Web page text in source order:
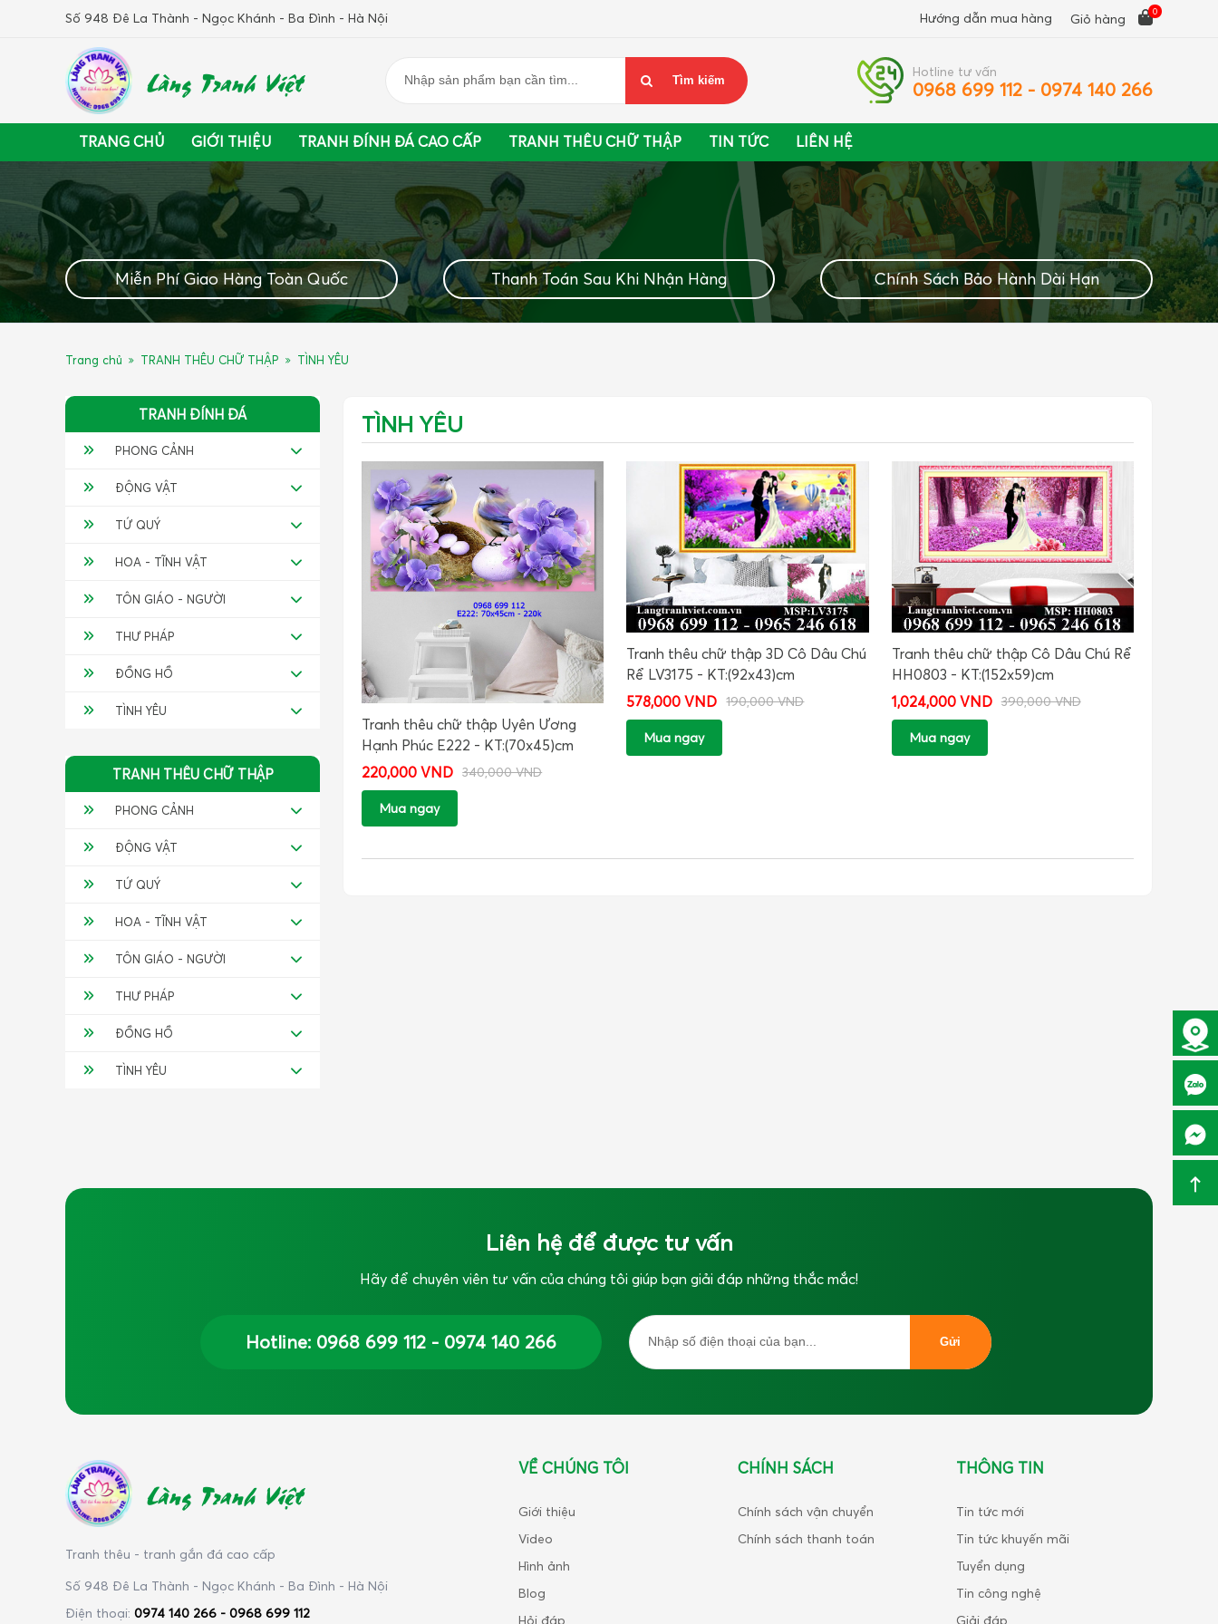
Số 948 Đê La Thành - Ngọc Khánh - Ba Đình - Hà Nội Hướng dẫn mua hàng Giỏ hàng 0
Làng Tranh Việt Hotline tư vấn
0968 699 112 - 0974 140 266
TRANG CHỦ GIỚI THIỆU TRANH ĐÍNH ĐÁ CAO CẤP TRANH THÊU CHỮ THẬP TIN TỨC LIÊN HỆ
Miễn Phí Giao Hàng Toàn Quốc Thanh Toán Sau Khi Nhận Hàng Chính Sách Bảo Hành Dài Hạn
Trang chủ TRANH THÊU CHỮ THẬP TÌNH YÊU
TRANH ĐÍNH ĐÁ
PHONG CẢNH
ĐỘNG VẬT
TỨ QUÝ
HOA - TĨNH VẬT
TÔN GIÁO - NGƯỜI
THƯ PHÁP
ĐỒNG HỒ
TÌNH YÊU
TRANH THÊU CHỮ THẬP
PHONG CẢNH
ĐỘNG VẬT
TỨ QUÝ
HOA - TĨNH VẬT
TÔN GIÁO - NGƯỜI
THƯ PHÁP
ĐỒNG HỒ
TÌNH YÊU
TÌNH YÊU
Tranh thêu chữ thập Uyên Ương
Hạnh Phúc E222 - KT:(70x45)cm
220,000 VND
340,000 VND
Mua ngay
Tranh thêu chữ thập 3D Cô Dâu Chú
Rể LV3175 - KT:(92x43)cm
578,000 VND
190,000 VND
Mua ngay
Tranh thêu chữ thập Cô Dâu Chú Rể
HH0803 - KT:(152x59)cm
1,024,000 VND
390,000 VND
Mua ngay
Liên hệ để được tư vấn
Hãy để chuyên viên tư vấn của chúng tôi giúp bạn giải đáp những thắc mắc!
Hotline: 0968 699 112 - 0974 140 266
Làng Tranh Việt
Tranh thêu - tranh gắn đá cao cấp
Số 948 Đê La Thành - Ngọc Khánh - Ba Đình - Hà Nội
Điện thoại: 0974 140 266 - 0968 699 112
VỀ CHÚNG TÔI
Giới thiệu
Video
Hình ảnh
Blog
Hỏi đáp
CHÍNH SÁCH
Chính sách vận chuyển
Chính sách thanh toán
THÔNG TIN
Tin tức mới
Tin tức khuyến mãi
Tuyển dụng
Tin công nghệ
Giải đáp